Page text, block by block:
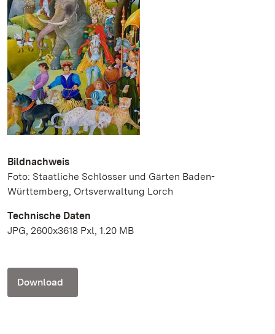
Bildnachweis
Foto: Staatliche Schlösser und Gärten Baden-
Württemberg, Ortsverwaltung Lorch
Technische Daten
JPG, 2600x3618 Pxl, 1.20 MB
Download